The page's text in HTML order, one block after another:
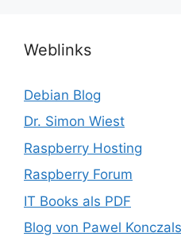
Weblinks
Debian Blog
Dr. Simon Wiest
Raspberry Hosting
Raspberry Forum
IT Books als PDF
Blog von Pawel